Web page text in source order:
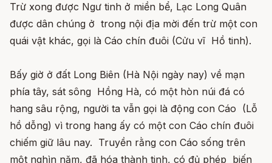
Trừ xong được Ngư tinh ở miền bể, Lạc Long Quân
được dân chúng ở trong nội địa mời đến trừ một con
quái vật khác, gọi là Cáo chín đuôi (Cửu vĩ Hồ tinh).
Bấy giờ ở đất Long Biên (Hà Nội ngày nay) về mạn
phía tây, sát sông Hồng Hà, có một hòn núi đá có
hang sâu rộng, người ta vẫn gọi là động con Cáo (Lỗ
hồ dỗng) vì trong hang ấy có một con Cáo chín đuôi
chiếm giữ lâu nay. Truyền rằng con Cáo sống trên
một nghìn năm, đã hóa thành tinh, có đủ phép biến